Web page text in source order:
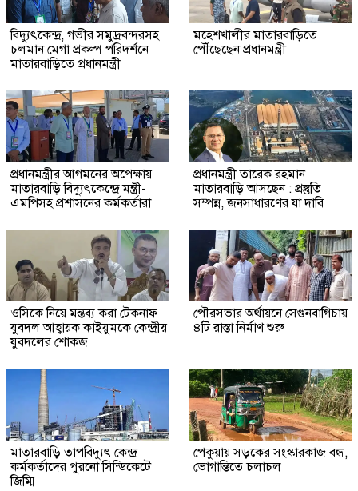
বিদ্যুৎকেন্দ্র, গভীর সমুদ্রবন্দরসহ
চলমান মেগা প্রকল্প পরিদর্শনে
মাতারবাড়িতে প্রধানমন্ত্রী
মহেশখালীর মাতারবাড়িতে
পৌঁছেছেন প্রধানমন্ত্রী
প্রধানমন্ত্রীর আগমনের অপেক্ষায়
মাতারবাড়ি বিদ্যুৎকেন্দ্রে মন্ত্রী-
এমপিসহ প্রশাসনের কর্মকর্তারা
প্রধানমন্ত্রী তারেক রহমান
মাতারবাড়ি আসছেন : প্রস্তুতি
সম্পন্ন, জনসাধারণের যা দাবি
ওসিকে নিয়ে মন্তব্য করা টেকনাফ
যুবদল আহ্বায়ক কাইয়ুমকে কেন্দ্রীয়
যুবদলের শোকজ
পৌরসভার অর্থায়নে সেগুনবাগিচায়
৪টি রাস্তা নির্মাণ শুরু
মাতারবাড়ি তাপবিদ্যুৎ কেন্দ্র
কর্মকর্তাদের পুরনো সিন্ডিকেটে
জিম্মি
পেকুয়ায় সড়কের সংস্কারকাজ বন্ধ,
ভোগান্তিতে চলাচল